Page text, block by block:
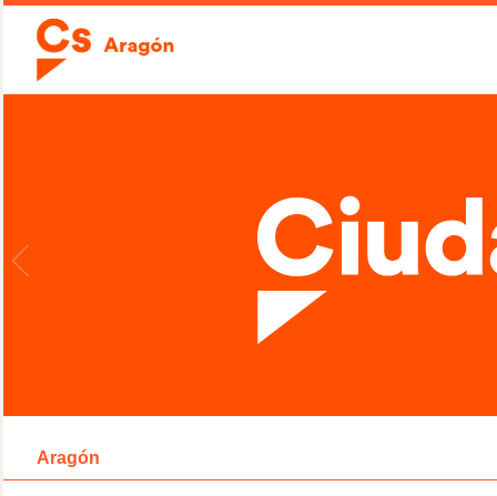
Aragón